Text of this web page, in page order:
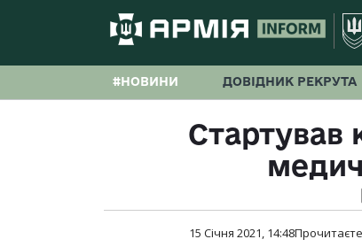
#НОВИНИ ДОВІДНИК РЕКРУТА
Стартував
15 Січня 2021, 14:48